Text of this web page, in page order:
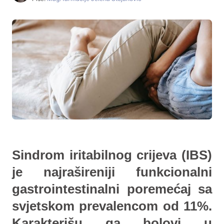
Sindrom iritabilnog crijeva (IBS)
je najrašireniji funkcionalni
gastrointestinalni poremećaj sa
svjetskom prevalencom od 11%.